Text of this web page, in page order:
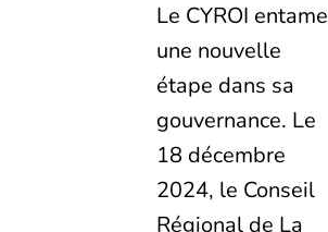
Le CYROI entame
une nouvelle
étape dans sa
gouvernance. Le
18 décembre
2024, le Conseil
Régional de La